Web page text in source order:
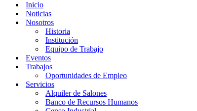
Inicio
Noticias
Nosotros
Historia
Institución
Equipo de Trabajo
Eventos
Trabajos
Oportunidades de Empleo
Servicios
Alquiler de Salones
Banco de Recursos Humanos